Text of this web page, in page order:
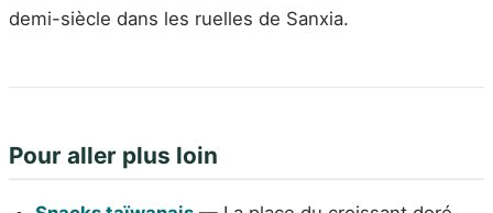
demi-siècle dans les ruelles de Sanxia.
Pour aller plus loin